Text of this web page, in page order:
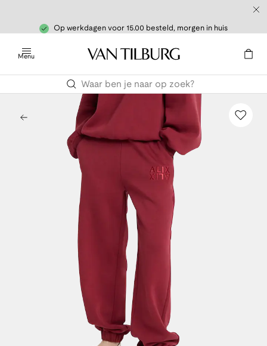
Op werkdagen voor 15.00 besteld, morgen in huis
Menu